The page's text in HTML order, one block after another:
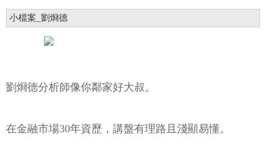
小檔案_劉烱德
劉烱德分析師像你鄰家好大叔。
在金融市場30年資歷，講盤有理路且淺顯易懂。